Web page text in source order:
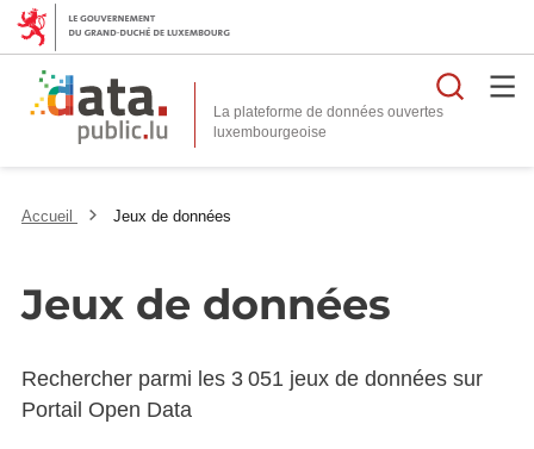
La plateforme de données ouvertes
Accueil Jeux de données
Jeux de données
Rechercher parmi les 3 051 jeux de données sur
Portail Open Data